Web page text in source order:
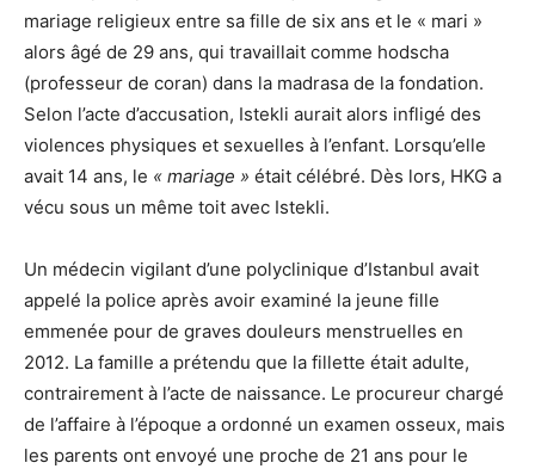
mariage religieux entre sa fille de six ans et le « mari »
alors âgé de 29 ans, qui travaillait comme hodscha
(professeur de coran) dans la madrasa de la fondation.
Selon l’acte d’accusation, Istekli aurait alors infligé des
violences physiques et sexuelles à l’enfant. Lorsqu’elle
avait 14 ans, le « mariage » était célébré. Dès lors, HKG a
vécu sous un même toit avec Istekli.
Un médecin vigilant d’une polyclinique d’Istanbul avait
appelé la police après avoir examiné la jeune fille
emmenée pour de graves douleurs menstruelles en
2012. La famille a prétendu que la fillette était adulte,
contrairement à l’acte de naissance. Le procureur chargé
de l’affaire à l’époque a ordonné un examen osseux, mais
les parents ont envoyé une proche de 21 ans pour le